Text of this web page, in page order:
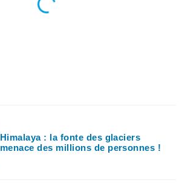
Himalaya : la fonte des glaciers
menace des millions de personnes !